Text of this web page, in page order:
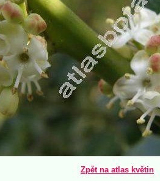
Zpět na atlas květin